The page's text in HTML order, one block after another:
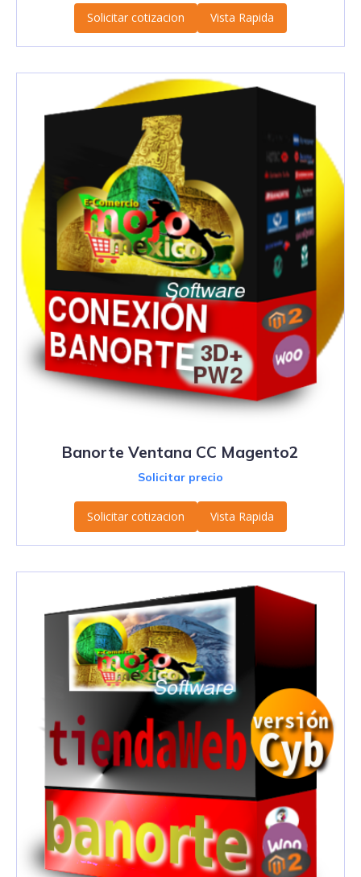
Solicitar cotizacion Vista Rapida
Banorte Ventana CC Magento2
Solicitar precio
Solicitar cotizacion Vista Rapida